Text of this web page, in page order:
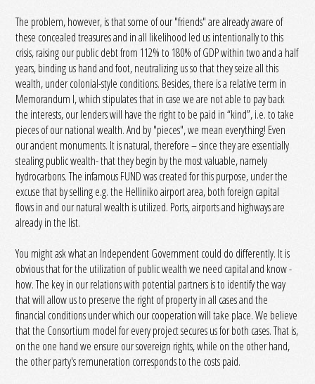
The problem, however, is that some of our "friends" are already aware of
these concealed treasures and in all likelihood led us intentionally to this
crisis, raising our public debt from 112% to 180% of GDP within two and a half
years, binding us hand and foot, neutralizing us so that they seize all this
wealth, under colonial-style conditions. Besides, there is a relative term in
Memorandum I, which stipulates that in case we are not able to pay back
the interests, our lenders will have the right to be paid in “kind”, i.e. to take
pieces of our national wealth. And by "pieces", we mean everything! Even
our ancient monuments. It is natural, therefore – since they are essentially
stealing public wealth- that they begin by the most valuable, namely
hydrocarbons. The infamous FUND was created for this purpose, under the
excuse that by selling e.g. the Helliniko airport area, both foreign capital
flows in and our natural wealth is utilized. Ports, airports and highways are
already in the list.
You might ask what an Independent Government could do differently. It is
obvious that for the utilization of public wealth we need capital and know -
how. The key in our relations with potential partners is to identify the way
that will allow us to preserve the right of property in all cases and the
financial conditions under which our cooperation will take place. We believe
that the Consortium model for every project secures us for both cases. That is,
on the one hand we ensure our sovereign rights, while on the other hand,
the other party's remuneration corresponds to the costs paid.